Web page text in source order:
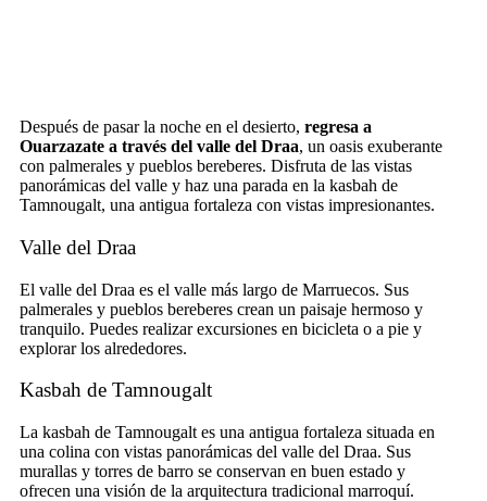
Después de pasar la noche en el desierto, regresa a
Ouarzazate a través del valle del Draa, un oasis exuberante
con palmerales y pueblos bereberes. Disfruta de las vistas
panorámicas del valle y haz una parada en la kasbah de
Tamnougalt, una antigua fortaleza con vistas impresionantes.
Valle del Draa
El valle del Draa es el valle más largo de Marruecos. Sus
palmerales y pueblos bereberes crean un paisaje hermoso y
tranquilo. Puedes realizar excursiones en bicicleta o a pie y
explorar los alrededores.
Kasbah de Tamnougalt
La kasbah de Tamnougalt es una antigua fortaleza situada en
una colina con vistas panorámicas del valle del Draa. Sus
murallas y torres de barro se conservan en buen estado y
ofrecen una visión de la arquitectura tradicional marroquí.